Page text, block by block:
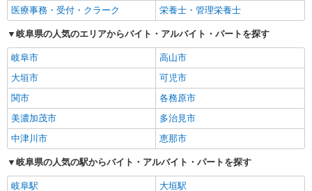
医療事務・受付・クラーク
栄養士・管理栄養士
岐阜県の人気のエリアからバイト・アルバイト・パートを探す
岐阜市
高山市
大垣市
可児市
関市
各務原市
美濃加茂市
多治見市
中津川市
恵那市
岐阜県の人気の駅からバイト・アルバイト・パートを探す
岐阜駅
大垣駅